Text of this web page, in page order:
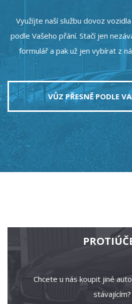
Využíjte naší službu dovoz
podle Vašeho přání. Stačí jen
formulář a pak už jen vybírat z
VŮZ PŘESNĚ PODLE
Chcete u nás koupit jiné
stávajícím?